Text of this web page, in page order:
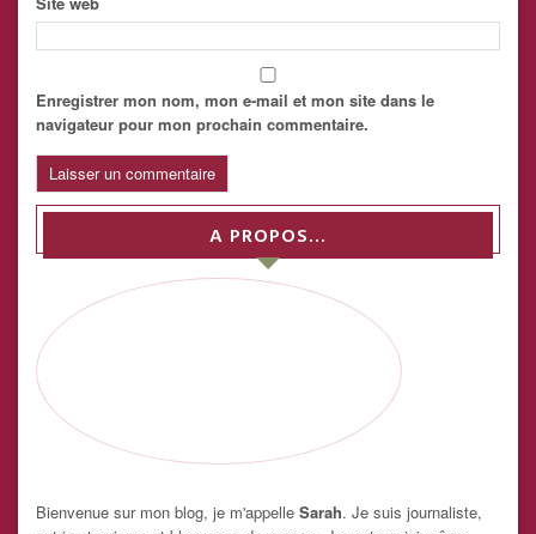
Enregistrer mon nom, mon e-mail et mon site dans le
navigateur pour mon prochain commentaire.
A PROPOS…
Bienvenue sur mon blog, je m'appelle Sarah. Je suis journaliste,